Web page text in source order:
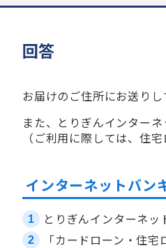
回答
お届けのご住所にお送り
また、とりぎんインター
（ご利用に際しては、住
インターネットバン
とりぎんインターネ
「カードローン・住宅